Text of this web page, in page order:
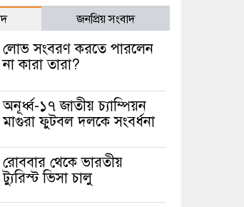
জনপ্রিয় সংবাদ
লোভ সংবরণ করতে পারলেন
না কারা তারা?
অনূর্ধ্ব-১৭ জাতীয় চ্যাম্পিয়ন
মাগুরা ফুটবল দলকে সংবর্ধনা
রোববার থেকে ভারতীয়
ট্যুরিস্ট ভিসা চালু